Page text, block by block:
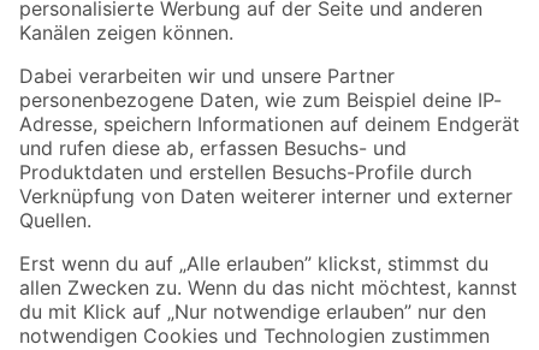
Folge uns
Zahlungsarten Versandarten
Sicher einkaufen
Jetzt die toom-App herunterladen